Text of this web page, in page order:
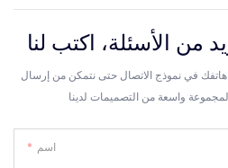
من الأسئلة، اكتب لنا
في نموذج الاتصال حتى نتمكن من إرسال
اسم